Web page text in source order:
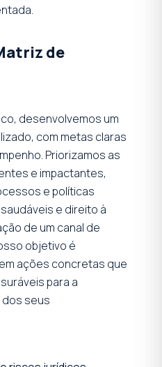
de
desenvolvemos um
com metas claras
Priorizamos as
e impactantes,
e políticas
e direito à
de um canal de
objetivo é
ações concretas que
para a
seus